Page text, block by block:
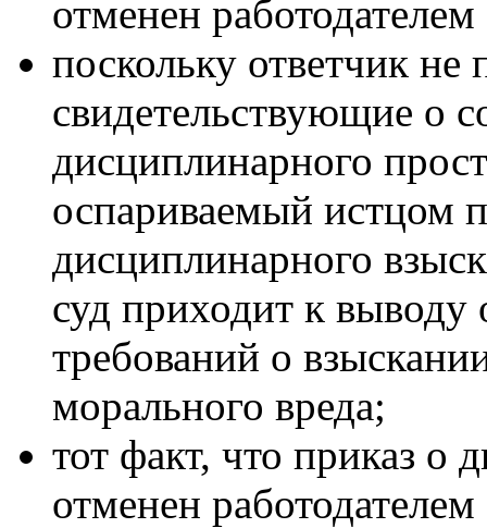
отменен
поскольку ответчик не
свидетельствующие о
дисциплинарного
оспариваемый истцом
дисциплинарного
суд приходит к выводу
требований о
морального вреда;
тот факт, что приказ о
отменен